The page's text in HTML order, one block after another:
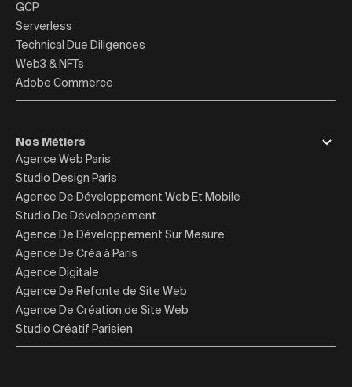
GCP
Serverless
Technical Due Diligences
Web3 & NFTs
Adobe Commerce
Nos Métiers
Agence Web Paris
Studio Design Paris
Agence De Développement Web Et Mobile
Studio De Développement
Agence De Développement Sur Mesure
Agence De Créa à Paris
Agence Digitale
Agence De Refonte de Site Web
Agence De Création de Site Web
Studio Créatif Parisien